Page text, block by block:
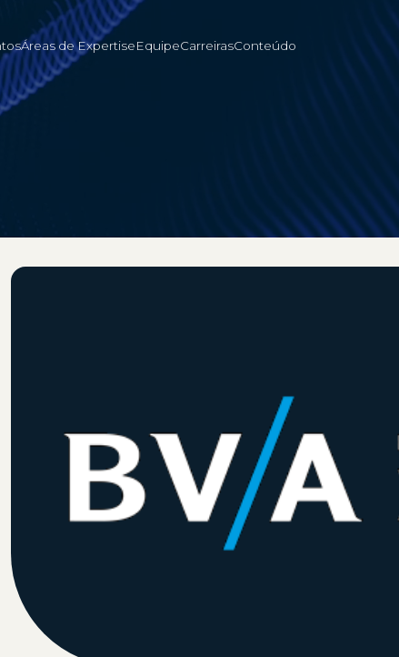
Áreas de ExpertiseEquipeCarreirasConteúdo